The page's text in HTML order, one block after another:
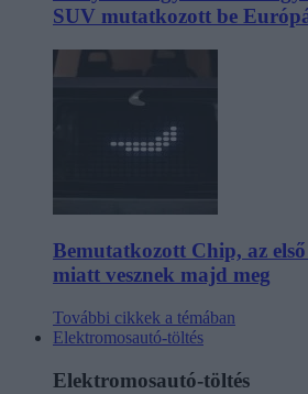
SUV mutatkozott be
Bemutatkozott Chip, az
miatt vesznek majd meg
További cikkek a témában
Elektromosautó-töltés
Elektromosautó-töltés